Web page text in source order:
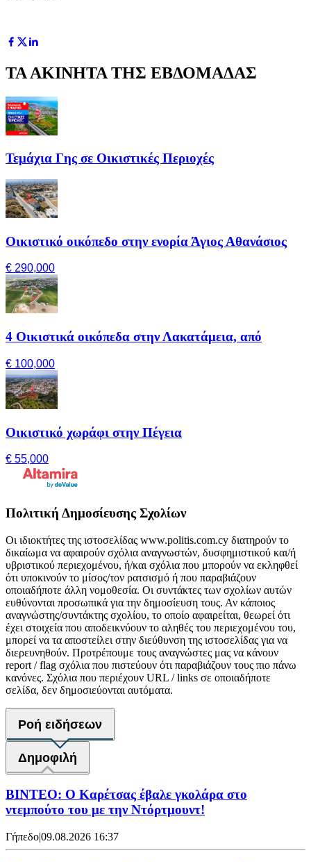
ΤΑ ΑΚΙΝΗΤΑ ΤΗΣ ΕΒΔΟΜΑΔΑΣ
Τεμάχια Γης σε Οικιστικές Περιοχές
Οικιστικό οικόπεδο στην ενορία Άγιος Αθανάσιος
€ 290,000
4 Οικιστικά οικόπεδα στην Λακατάμεια, από
€ 100,000
Οικιστικό χωράφι στην Πέγεια
€ 55,000
Πολιτική Δημοσίευσης Σχολίων
Οι ιδιοκτήτες της ιστοσελίδας www.politis.com.cy διατηρούν το
δικαίωμα να αφαιρούν σχόλια αναγνωστών, δυσφημιστικού και/ή
υβριστικού περιεχομένου, ή/και σχόλια που μπορούν να εκληφθεί
ότι υποκινούν το μίσος/τον ρατσισμό ή που παραβιάζουν
οποιαδήποτε άλλη νομοθεσία. Οι συντάκτες των σχολίων αυτών
ευθύνονται προσωπικά για την δημοσίευση τους. Αν κάποιος
αναγνώστης/συντάκτης σχολίου, το οποίο αφαιρείται, θεωρεί ότι
έχει στοιχεία που αποδεικνύουν το αληθές του περιεχομένου του,
μπορεί να τα αποστείλει στην διεύθυνση της ιστοσελίδας για να
διερευνηθούν. Προτρέπουμε τους αναγνώστες μας να κάνουν
report / flag σχόλια που πιστεύουν ότι παραβιάζουν τους πιο πάνω
κανόνες. Σχόλια που περιέχουν URL / links σε οποιαδήποτε
σελίδα, δεν δημοσιεύονται αυτόματα.
Ροή ειδήσεων
Δημοφιλή
ΒΙΝΤΕΟ: Ο Καρέτσας έβαλε γκολάρα στο
ντεμπούτο του με την Ντόρτμουντ!
Γήπεδο|09.08.2026 16:37